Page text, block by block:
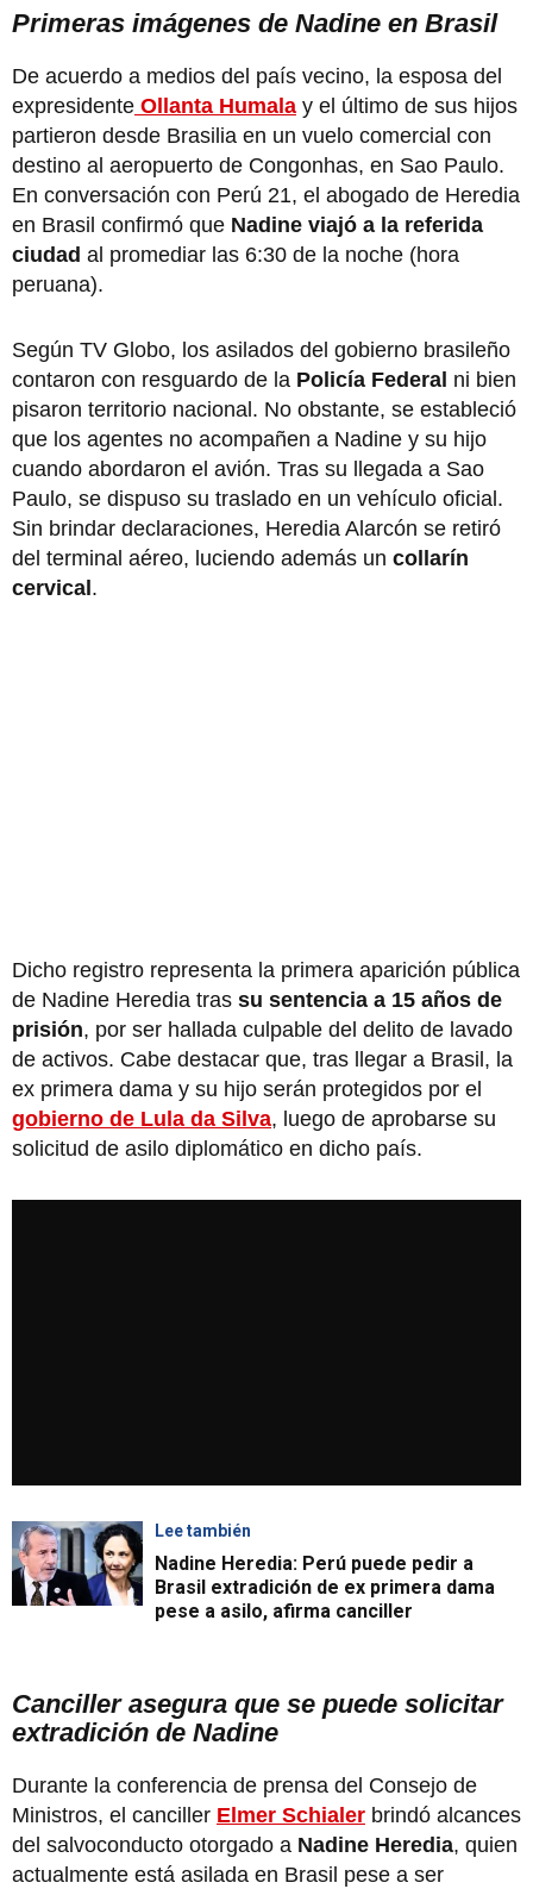
Primeras imágenes de Nadine en Brasil
De acuerdo a medios del país vecino, la esposa del
expresidente Ollanta Humala y el último de sus hijos
partieron desde Brasilia en un vuelo comercial con
destino al aeropuerto de Congonhas, en Sao Paulo.
En conversación con Perú 21, el abogado de Heredia
en Brasil confirmó que Nadine viajó a la referida
ciudad al promediar las 6:30 de la noche (hora
peruana).
Según TV Globo, los asilados del gobierno brasileño
contaron con resguardo de la Policía Federal ni bien
pisaron territorio nacional. No obstante, se estableció
que los agentes no acompañen a Nadine y su hijo
cuando abordaron el avión. Tras su llegada a Sao
Paulo, se dispuso su traslado en un vehículo oficial.
Sin brindar declaraciones, Heredia Alarcón se retiró
del terminal aéreo, luciendo además un collarín
cervical.
Dicho registro representa la primera aparición pública
de Nadine Heredia tras su sentencia a 15 años de
prisión, por ser hallada culpable del delito de lavado
de activos. Cabe destacar que, tras llegar a Brasil, la
ex primera dama y su hijo serán protegidos por el
gobierno de Lula da Silva, luego de aprobarse su
solicitud de asilo diplomático en dicho país.
Lee también
Nadine Heredia: Perú puede pedir a
Brasil extradición de ex primera dama
pese a asilo, afirma canciller
Canciller asegura que se puede solicitar
extradición de Nadine
Durante la conferencia de prensa del Consejo de
Ministros, el canciller Elmer Schialer brindó alcances
del salvoconducto otorgado a Nadine Heredia, quien
actualmente está asilada en Brasil pese a ser